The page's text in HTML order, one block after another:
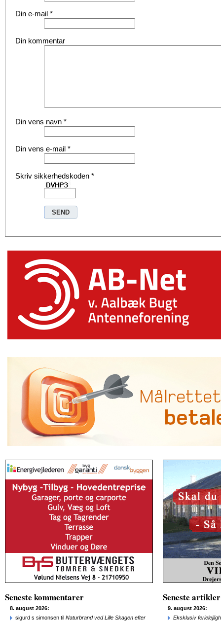
Din e-mail *
Din kommentar
Din vens navn *
Din vens e-mail *
Skriv sikkerhedskoden *
Seneste kommentarer
8. august 2026:
sigurd s simonsen til Naturbrand ved Lille Skagen efter
Seneste artikler
9. august 2026:
Eksklusiv